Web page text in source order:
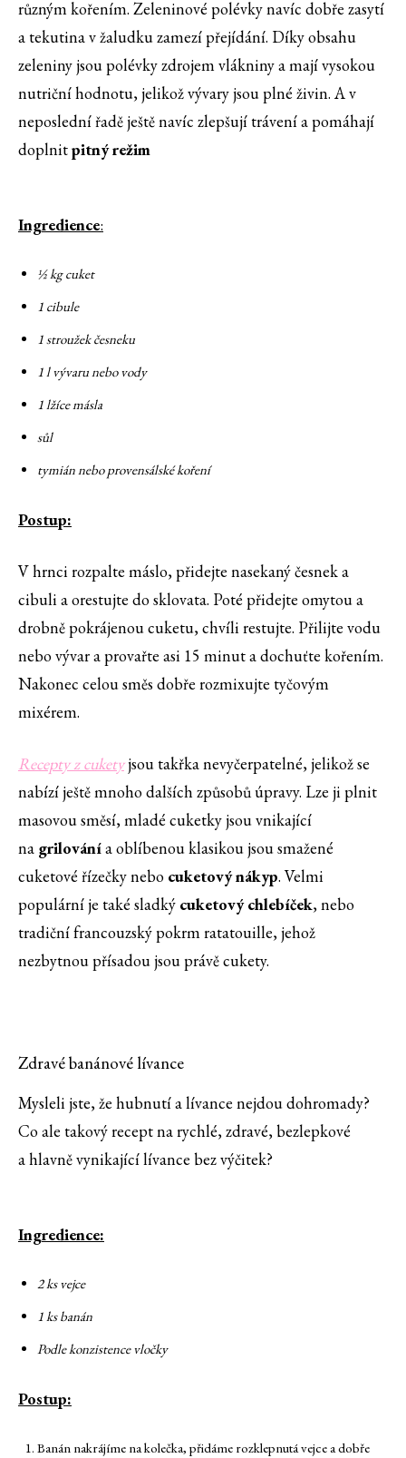
různým kořením. Zeleninové polévky navíc dobře zasytí
a tekutina v žaludku zamezí přejídání. Díky obsahu
zeleniny jsou polévky zdrojem vlákniny a mají vysokou
nutriční hodnotu, jelikož vývary jsou plné živin. A v
neposlední řadě ještě navíc zlepšují trávení a pomáhají
doplnitpitný režim
Ingredience:
½ kg cuket
1 cibule
1 stroužek česneku
1 l vývaru nebo vody
1 lžíce másla
sůl
tymián nebo provensálské koření
Postup:
V hrnci rozpalte máslo, přidejte nasekaný česnek a
cibuli a orestujte do sklovata. Poté přidejte omytou a
drobně pokrájenou cuketu, chvíli restujte. Přilijte vodu
nebo vývar a provařte asi 15 minut a dochuťte kořením.
Nakonec celou směs dobře rozmixujte tyčovým
mixérem.
Recepty z cuketyjsou takřka nevyčerpatelné, jelikož se
nabízí ještě mnoho dalších způsobů úpravy. Lze ji plnit
masovou směsí, mladé cuketky jsou vnikající
na grilovánía oblíbenou klasikou jsou smažené
cuketové řízečky nebo cuketový nákyp. Velmi
populární je také sladký cuketový chlebíček, nebo
tradiční francouzský pokrm ratatouille, jehož
nezbytnou přísadou jsou právě cukety.
Zdravé banánové lívance
Mysleli jste, že hubnutí a lívance nejdou dohromady?
Co ale takový recept na rychlé, zdravé, bezlepkové
a hlavně vynikající lívance bez výčitek?
Ingredience:
2 ks vejce
1 ks banán
Podle konzistence vločky
Postup:
Banán nakrájíme na kolečka, přidáme rozklepnutá vejce a dobře